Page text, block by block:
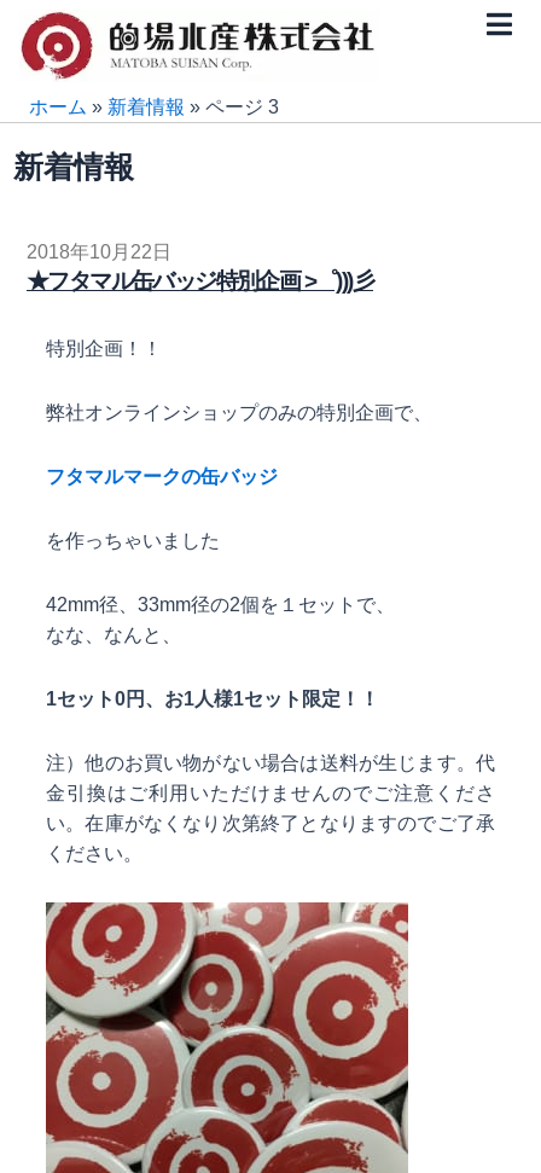
ッ
ホーム » 新着情報 » ページ 3
新着情報
2018年10月22日
★フタマル缶バッジ特別企画 >゜)))彡
特別企画！！
弊社オンラインショップのみの特別企画で、
フタマルマークの缶バッジ
を作っちゃいました
42mm径、33mm径の2個を１セットで、
なな、なんと、
1セット0円、お1人様1セット限定！！
注）他のお買い物がない場合は送料が生じます。代
金引換はご利用いただけませんのでご注意くださ
い。在庫がなくなり次第終了となりますのでご了承
ください。
ー ー ー ー
ー